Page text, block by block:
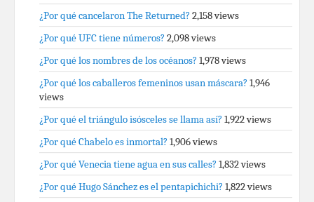
¿Por qué cancelaron The Returned? 2,158 views
¿Por qué UFC tiene números? 2,098 views
¿Por qué los nombres de los océanos? 1,978 views
¿Por qué los caballeros femeninos usan máscara? 1,946
views
¿Por qué el triángulo isósceles se llama así? 1,922 views
¿Por qué Chabelo es inmortal? 1,906 views
¿Por qué Venecia tiene agua en sus calles? 1,832 views
¿Por qué Hugo Sánchez es el pentapichichi? 1,822 views